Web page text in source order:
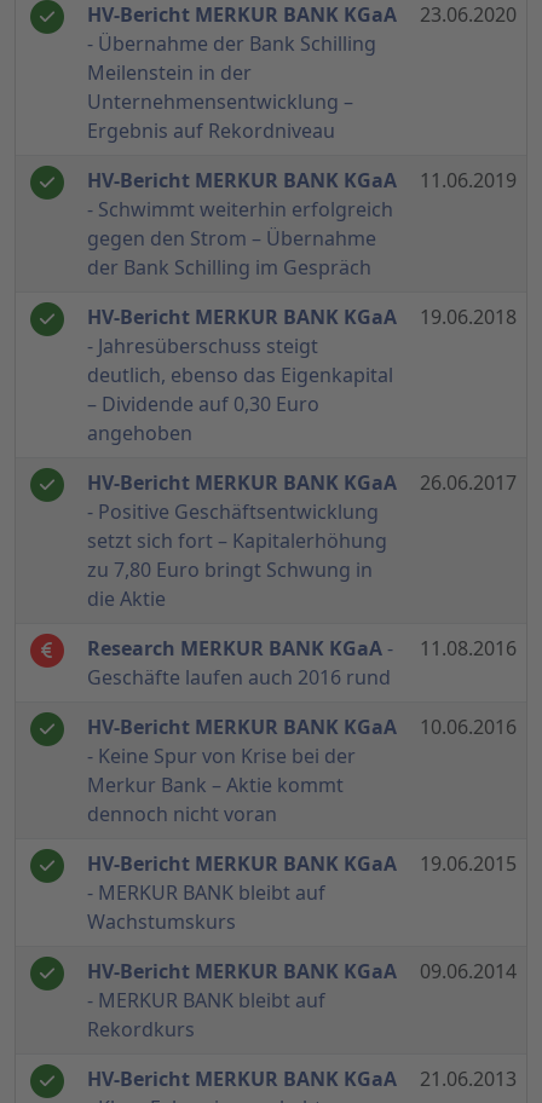
HV-Bericht MERKUR BANK KGaA
- Übernahme der Bank Schilling
Meilenstein in der
Unternehmensentwicklung –
Ergebnis auf Rekordniveau
23.06.2020
HV-Bericht MERKUR BANK KGaA
- Schwimmt weiterhin erfolgreich
gegen den Strom – Übernahme
der Bank Schilling im Gespräch
11.06.2019
HV-Bericht MERKUR BANK KGaA
- Jahresüberschuss steigt
deutlich, ebenso das Eigenkapital
– Dividende auf 0,30 Euro
angehoben
19.06.2018
HV-Bericht MERKUR BANK KGaA
- Positive Geschäftsentwicklung
setzt sich fort – Kapitalerhöhung
zu 7,80 Euro bringt Schwung in
die Aktie
26.06.2017
Research MERKUR BANK KGaA-
Geschäfte laufen auch 2016 rund
11.08.2016
HV-Bericht MERKUR BANK KGaA
- Keine Spur von Krise bei der
Merkur Bank – Aktie kommt
dennoch nicht voran
10.06.2016
HV-Bericht MERKUR BANK KGaA
- MERKUR BANK bleibt auf
Wachstumskurs
19.06.2015
HV-Bericht MERKUR BANK KGaA
- MERKUR BANK bleibt auf
Rekordkurs
09.06.2014
HV-Bericht MERKUR BANK KGaA
21.06.2013